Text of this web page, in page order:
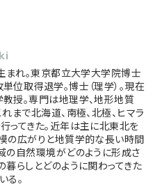
まれ。東京都立大学大学院博士
位取得退学。博士（理学）。現在
授。専門は地理学、地形地質
まで北海道、南極、北極、ヒマラ
ってきた。近年は主に北東北を
の広がりと地質学的な長い時間
の自然環境がどのように形成さ
暮らしとどのように関わってきた
る。